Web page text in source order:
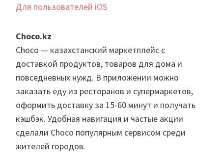
Для пользователей iOS
Choco.kz
Choco — казахстанский маркетплейс с
доставкой продуктов, товаров для дома и
повседневных нужд. В приложении можно
заказать еду из ресторанов и супермаркетов,
оформить доставку за 15-60 минут и получать
кэшбэк. Удобная навигация и частые акции
сделали Choco популярным сервисом среди
жителей городов.